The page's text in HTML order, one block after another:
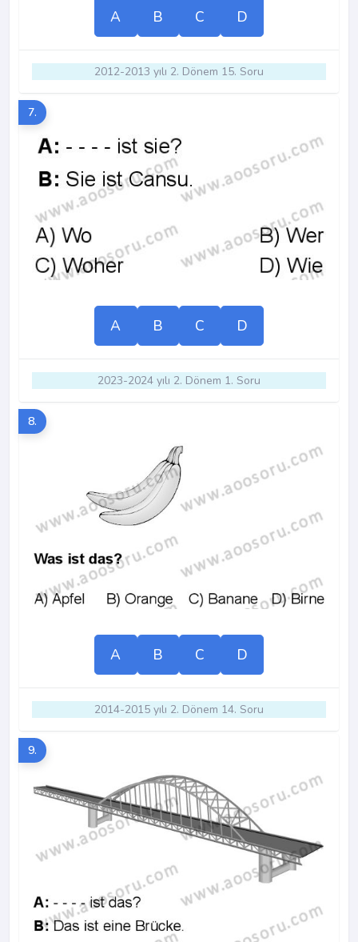
A B C D
2012-2013 yılı 2. Dönem 15. Soru
7.
A B C D
2023-2024 yılı 2. Dönem 1. Soru
8.
A B C D
2014-2015 yılı 2. Dönem 14. Soru
9.